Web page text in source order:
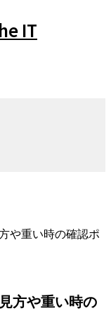
IT
や重い時の確認ポ
方や重い時の